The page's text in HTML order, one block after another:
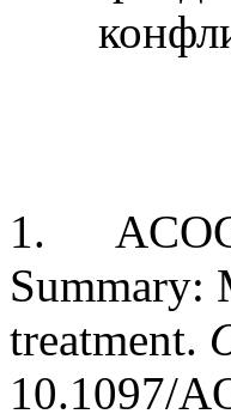
1. ACOG
Summary:
treatment.
10.1097/